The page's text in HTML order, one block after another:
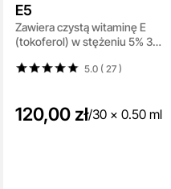
E5
Zawiera czystą witaminę E
(tokoferol) w stężeniu 5% 30
5.0 ( 27)
120,00 zł/30 x 0.50 ml